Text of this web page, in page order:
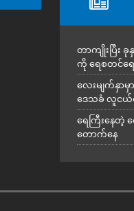
တာကျိုးပြီး ခု
ကို ရေစတင်ရ
လေးမျက်နှာမှ
ဒေသခံ လူငယ်တ
ရေကြီးနေတဲ့
တောက်နေ